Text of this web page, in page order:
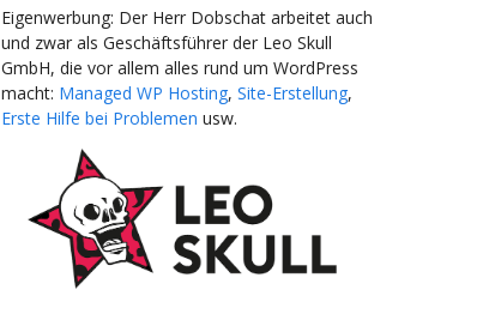
Eigenwerbung: Der Herr Dobschat arbeitet auch
und zwar als Geschäftsführer der Leo Skull
GmbH, die vor allem alles rund um WordPress
macht: Managed WP Hosting, Site-Erstellung,
Erste Hilfe bei Problemen usw.